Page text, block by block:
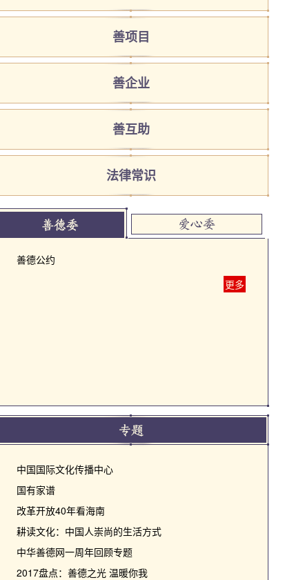
善项目
善企业
善互助
法律常识
善德公约
更多
中国国际文化传播中心
国有家谱
改革开放40年看海南
耕读文化：中国人崇尚的生活方式
中华善德网一周年回顾专题
2017盘点：善德之光 温暖你我